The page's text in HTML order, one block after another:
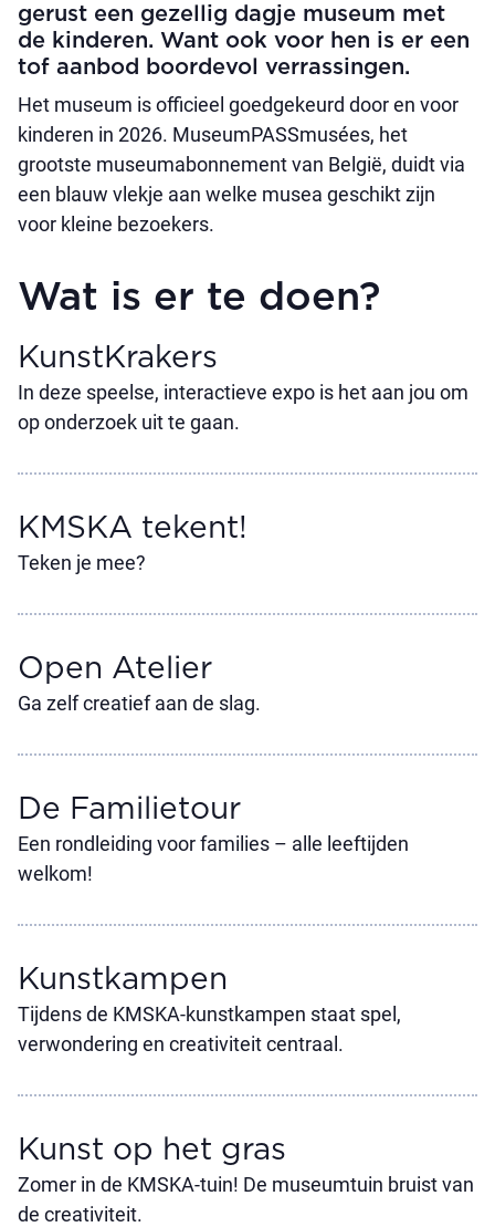
gerust een gezellig dagje museum met
de kinderen. Want ook voor hen is er een
tof aanbod boordevol verrassingen.
Het museum is officieel goedgekeurd door en voor
kinderen in 2026. MuseumPASSmusées, het
grootste museumabonnement van België, duidt via
een blauw vlekje aan welke musea geschikt zijn
voor kleine bezoekers.
Wat is er te doen?
KunstKrakers
In deze speelse, interactieve expo is het aan jou om
op onderzoek uit te gaan.
KMSKA tekent!
Teken je mee?
Open Atelier
Ga zelf creatief aan de slag.
De Familietour
Een rondleiding voor families – alle leeftijden
welkom!
Kunstkampen
Tijdens de KMSKA-kunstkampen staat spel,
verwondering en creativiteit centraal.
Kunst op het gras
Zomer in de KMSKA-tuin! De museumtuin bruist van
de creativiteit.